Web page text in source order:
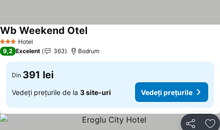
3 SteleHotel
Wb Weekend Otel
9,2 Excelent 363 Bodrum
Din 391 lei
Vedeți prețurile de la 3 site-uri Vedeți prețurile
Distribuiți